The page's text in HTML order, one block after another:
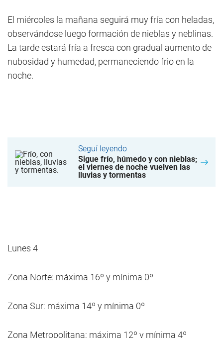
El miércoles la mañana seguirá muy fría con heladas,
observándose luego formación de nieblas y neblinas.
La tarde estará fría a fresca con gradual aumento de
nubosidad y humedad, permaneciendo frio en la
noche.
Seguí leyendo
Sigue frío, húmedo y con nieblas;
el viernes de noche vuelven las
lluvias y tormentas
Lunes 4
Zona Norte: máxima 16º y mínima 0º
Zona Sur: máxima 14º y mínima 0º
Zona Metropolitana: máxima 12º y mínima 4º